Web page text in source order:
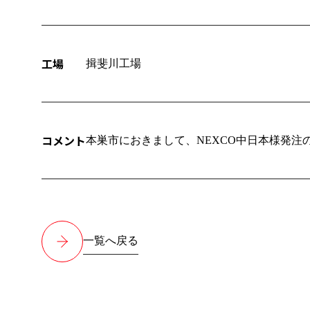
工場 揖斐川工場
コメント本巣市におきまして、NEXCO中日本様発注
一覧へ戻る